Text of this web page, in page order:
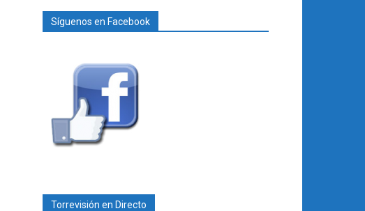
Síguenos en Facebook
Torrevisión en Directo